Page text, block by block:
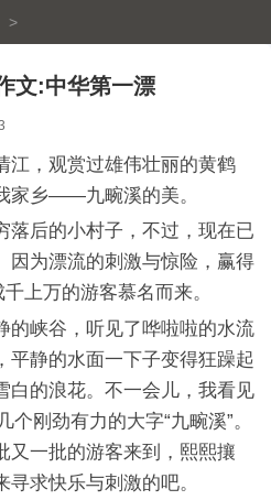
>
文:中华第一漂
，观赏过雄伟壮丽的黄鹤
家乡——九畹溪的美。
后的小村子，不过，现在已
因为漂流的刺激与惊险，赢得
上万的游客慕名而来。
峡谷，听见了哗啦啦的水流
平静的水面一下子变得狂躁起
白的浪花。不一会儿，我看见
刚劲有力的大字“九畹溪”。
又一批的游客来到，熙熙攘
求快乐与刺激的吧。